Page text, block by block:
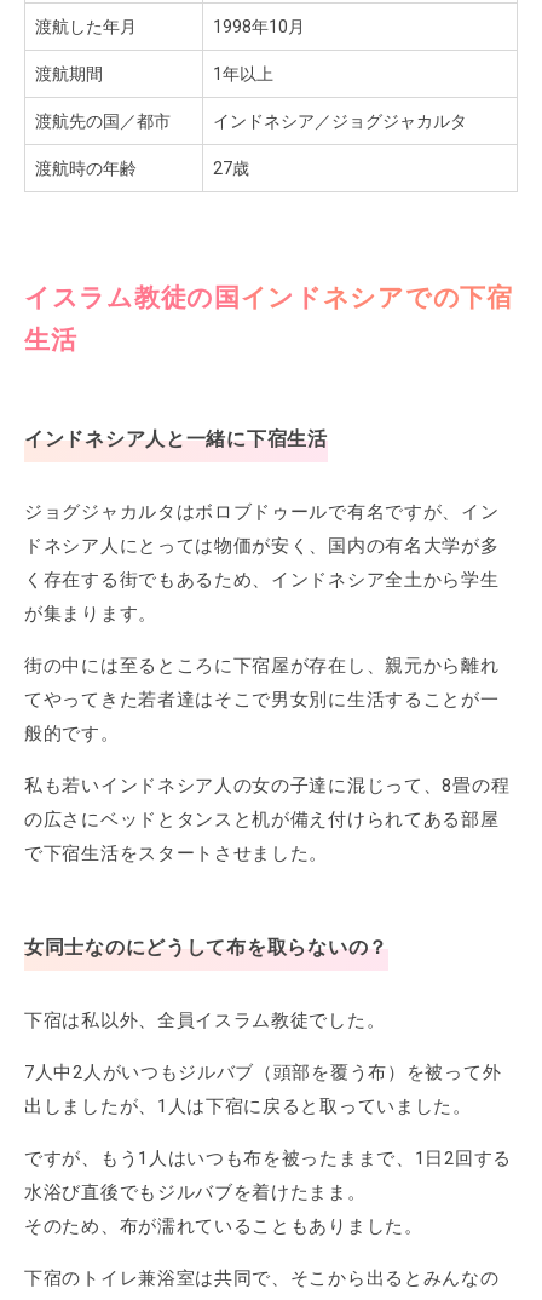
渡航した年月 1998年10月
渡航期間 1年以上
渡航先の国／都市 インドネシア／ジョグジャカルタ
渡航時の年齢 27歳
イスラム教徒の国インドネシアでの下宿
生活
インドネシア人と一緒に下宿生活
ジョグジャカルタはボロブドゥールで有名ですが、イン
ドネシア人にとっては物価が安く、国内の有名大学が多
く存在する街でもあるため、インドネシア全土から学生
が集まります。
街の中には至るところに下宿屋が存在し、親元から離れ
てやってきた若者達はそこで男女別に生活することが一
般的です。
私も若いインドネシア人の女の子達に混じって、8畳の程
の広さにベッドとタンスと机が備え付けられてある部屋
で下宿生活をスタートさせました。
女同士なのにどうして布を取らないの？
下宿は私以外、全員イスラム教徒でした。
7人中2人がいつもジルバブ（頭部を覆う布）を被って外
出しましたが、1人は下宿に戻ると取っていました。
ですが、もう1人はいつも布を被ったままで、1日2回する
水浴び直後でもジルバブを着けたまま。
そのため、布が濡れていることもありました。
下宿のトイレ兼浴室は共同で、そこから出るとみんなの